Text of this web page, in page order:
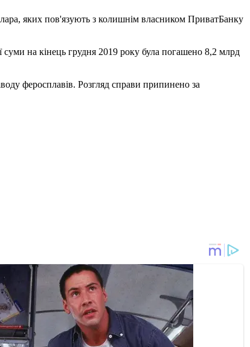
яких пов'язують з колишнім власником ПриватБанку
суми на кінець грудня 2019 року була погашено 8,2 млрд
феросплавів. Розгляд справи припинено за